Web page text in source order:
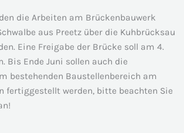
die Arbeiten am Brückenbauwerk
aus Preetz über die Kuhbrücksau
Eine Freigabe der Brücke soll am 4.
Bis Ende Juni sollen auch die
bestehenden Baustellenbereich am
fertiggestellt werden, bitte beachten Sie